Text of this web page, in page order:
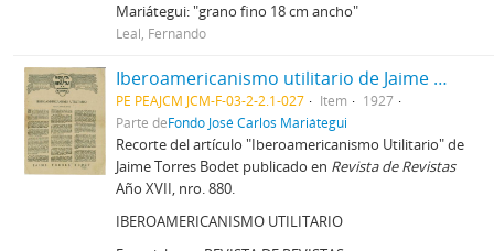
Mariátegui: "grano fino 18 cm ancho"
Leal, Fernando
Iberoamericanismo utilitario de Jaime Torres Bodet [Recorte de Prensa]
PE PEAJCM JCM-F-03-2-2.1-027 Item
1927
Parte deFondo José Carlos Mariátegui
Recorte del artículo "Iberoamericanismo Utilitario" de
Jaime Torres Bodet publicado en Revista de Revistas
Año XVII, nro. 880.
IBEROAMERICANISMO UTILITARIO